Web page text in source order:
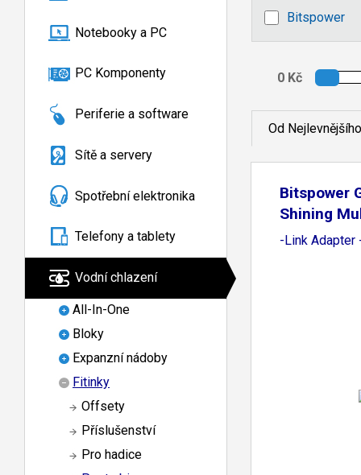
Notebooky a PC
PC Komponenty
Periferie a software
Sítě a servery
Spotřební elektronika
Telefony a tablety
Vodní chlazení
All-In-One
Bloky
Expanzní nádoby
Fitinky
Offsety
Příslušenství
Pro hadice
Bitspower
Od Nejlevnějšího
Bitspower
Shining
-Link Adapter